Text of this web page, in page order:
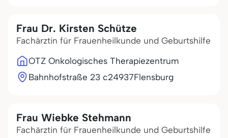
Frau Dr. Kirsten Schütze
Fachärztin für Frauenheilkunde und Geburtshilfe
OTZ Onkologisches Therapiezentrum
Bahnhofstraße 23 c24937Flensburg
Frau Wiebke Stehmann
Fachärztin für Frauenheilkunde und Geburtshilfe